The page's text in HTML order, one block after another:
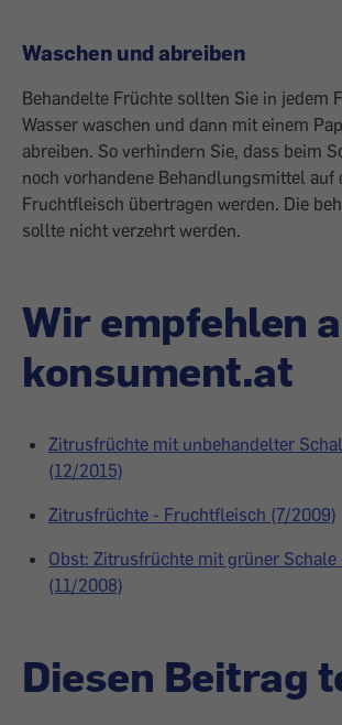
Waschen und abreiben
Behandelte Früchte sollten Sie in jedem
Wasser waschen und dann mit einem
abreiben. So verhindern Sie, dass beim
noch vorhandene Behandlungsmittel auf
Fruchtfleisch übertragen werden. Die
sollte nicht verzehrt werden.
Wir empfehlen
konsument.at
Zitrusfrüchte mit unbehandelter
(12/2015)
Zitrusfrüchte - Fruchtfleisch (7/2009)
Obst: Zitrusfrüchte mit grüner Schale
(11/2008)
Diesen Beitrag